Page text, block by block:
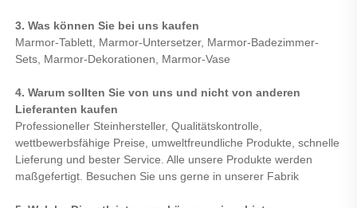
3. Was können Sie bei uns kaufen
Marmor-Tablett, Marmor-Untersetzer, Marmor-Badezimmer-
Sets, Marmor-Dekorationen, Marmor-Vase
4. Warum sollten Sie von uns und nicht von anderen
Lieferanten kaufen
Professioneller Steinhersteller, Qualitätskontrolle,
wettbewerbsfähige Preise, umweltfreundliche Produkte, schnelle
Lieferung und bester Service. Alle unsere Produkte werden
maßgefertigt. Besuchen Sie uns gerne in unserer Fabrik